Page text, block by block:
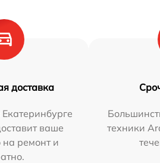
доставка
ваше
на ремонт и
техники